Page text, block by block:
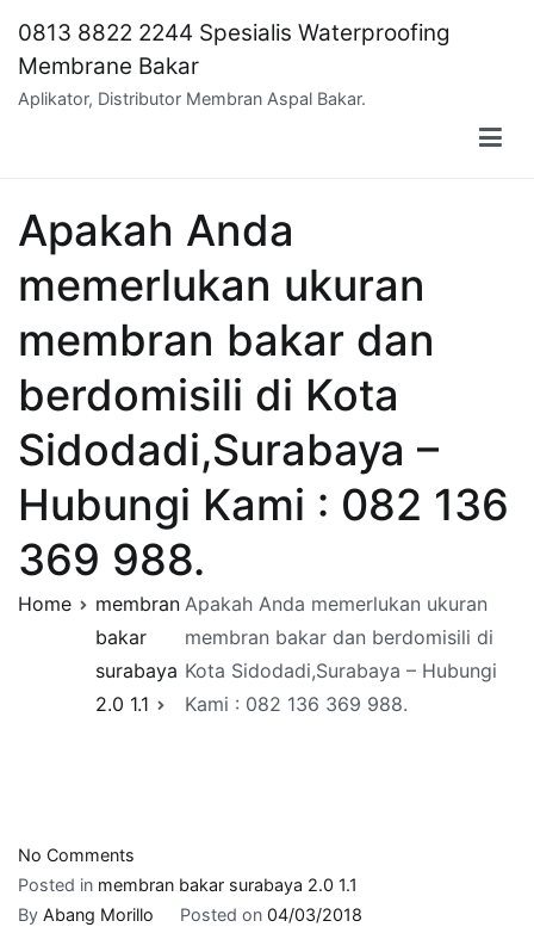
content
0813 8822 2244 Spesialis Waterproofing
Membrane Bakar
Aplikator, Distributor Membran Aspal Bakar.
Apakah Anda
memerlukan ukuran
membran bakar dan
berdomisili di Kota
Sidodadi,Surabaya –
Hubungi Kami : 082 136
369 988.
Home
membran
bakar
surabaya
2.0 1.1
Apakah Anda memerlukan ukuran
membran bakar dan berdomisili di
Kota Sidodadi,Surabaya – Hubungi
Kami : 082 136 369 988.
No Comments
Apakah
Anda
Posted in membran bakar surabaya 2.0 1.1
By Abang Morillo Posted on 04/03/2018